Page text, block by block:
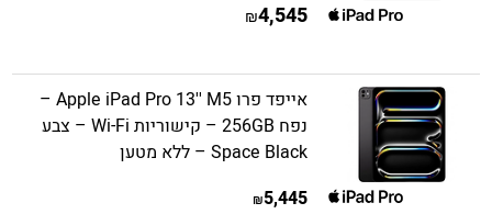
4,545
₪
אייפד פרו Apple iPad Pro 13'' M5 –
נפח 256GB – קישוריות Wi-Fi – צבע
Space Black – ללא מטען
5,445
₪